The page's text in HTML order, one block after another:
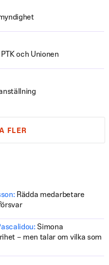
och Unionen
FLER
Rädda medarbetare
Simona
– men talar om vilka som